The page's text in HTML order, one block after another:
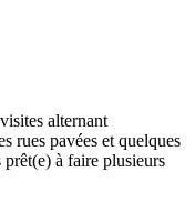
alternant
rues pavées et quelques
prêt(e) à faire plusieurs